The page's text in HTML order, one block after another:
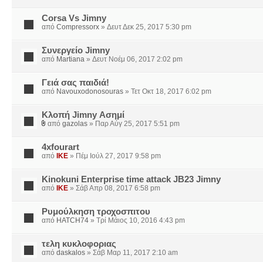
Corsa Vs Jimny
από Compressorx » Δευτ Δεκ 25, 2017 5:30 pm
Συνεργείο Jimny
από Martiana » Δευτ Νοέμ 06, 2017 2:02 pm
Γειά σας παιδιά!
από Navouxodonosouras » Τετ Οκτ 18, 2017 6:02 pm
Κλοπή Jimny Ασημί
από gazolas » Παρ Αύγ 25, 2017 5:51 pm
4xfourart
από IKE » Πέμ Ιούλ 27, 2017 9:58 pm
Kinokuni Enterprise time attack JB23 Jimny
από IKE » Σάβ Απρ 08, 2017 6:58 pm
Ρυμούλκηση τροχοσπιτου
από HATCH74 » Τρί Μάιος 10, 2016 4:43 pm
τελη κυκλοφοριας
από daskalos » Σάβ Μαρ 11, 2017 2:10 am